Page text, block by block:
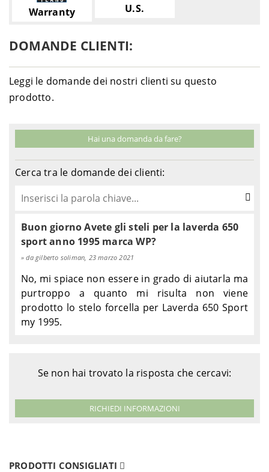
Warranty U.S.
DOMANDE CLIENTI:
Leggi le domande dei nostri clienti su questo
prodotto.
Hai una domanda da fare?
Cerca tra le domande dei clienti:
Buon giorno Avete gli steli per la laverda 650
sport anno 1995 marca WP?
da gilberto soliman, 23 marzo 2021
No, mi spiace non essere in grado di aiutarla ma
purtroppo a quanto mi risulta non viene
prodotto lo stelo forcella per Laverda 650 Sport
my 1995.
Se non hai trovato la risposta che cercavi:
RICHIEDI INFORMAZIONI
PRODOTTI CONSIGLIATI